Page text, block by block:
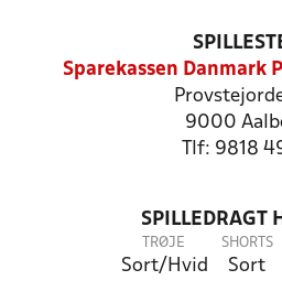
Sparekassen Danmark
9000
Tlf: 9818
SPILLEDRAGT
TRØJE
Sort/Hvid
SHORTS
Sort